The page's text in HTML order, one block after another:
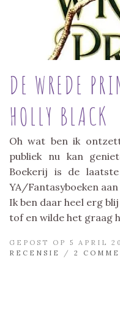
DE WREDE
HOLLY BLACK
Oh wat ben ik
publiek nu kan
Boekerij is de
YA/Fantasyboeken
Ik ben daar heel erg
tof en wilde het graag
GEPOST OP 5 APRIL
RECENSIE
/ 2